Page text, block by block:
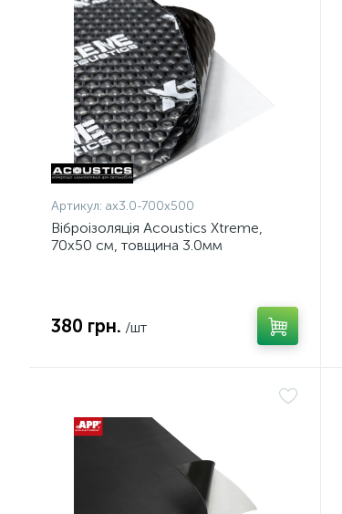
Артикул: ax3.0-700x500
Віброізоляція Acoustics Xtreme,
70x50 см, товщина 3.0мм
380 грн. /шт